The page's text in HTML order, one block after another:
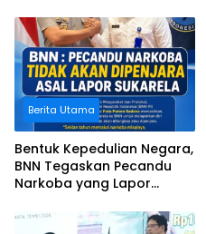
Negara
Berita Utama
Bentuk Kepedulian Negara,
BNN Tegaskan Pecandu
Narkoba yang Lapor
Dipenjara